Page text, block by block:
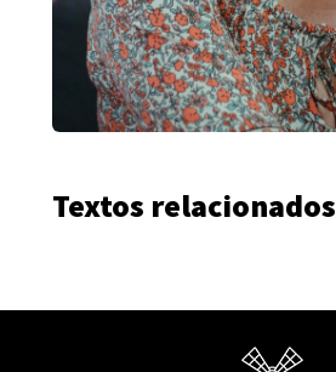
Textos relacionados